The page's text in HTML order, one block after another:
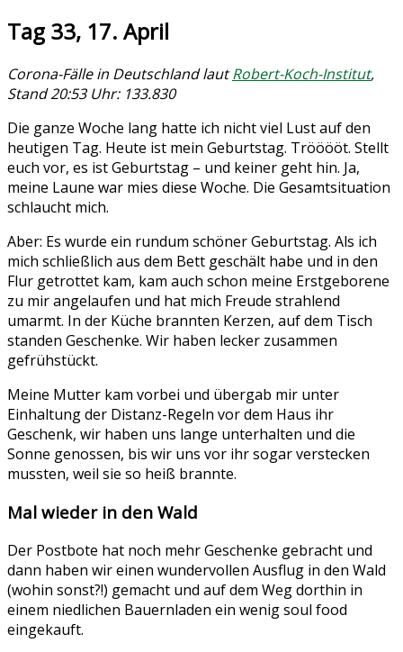
Tag 33, 17. April
Corona-Fälle in Deutschland lautRobert-Koch-Institut,
Stand 20:53 Uhr: 133.830
Die ganze Woche lang hatte ich nicht viel Lust auf den
heutigen Tag. Heute ist mein Geburtstag. Trööööt. Stellt
euch vor, es ist Geburtstag – und keiner geht hin. Ja,
meine Laune war mies diese Woche. Die Gesamtsituation
schlaucht mich.
Aber: Es wurde ein rundum schöner Geburtstag. Als ich
mich schließlich aus dem Bett geschält habe und in den
Flur getrottet kam, kam auch schon meine Erstgeborene
zu mir angelaufen und hat mich Freude strahlend
umarmt. In der Küche brannten Kerzen, auf dem Tisch
standen Geschenke. Wir haben lecker zusammen
gefrühstückt.
Meine Mutter kam vorbei und übergab mir unter
Einhaltung der Distanz-Regeln vor dem Haus ihr
Geschenk, wir haben uns lange unterhalten und die
Sonne genossen, bis wir uns vor ihr sogar verstecken
mussten, weil sie so heiß brannte.
Mal wieder in den Wald
Der Postbote hat noch mehr Geschenke gebracht und
dann haben wir einen wundervollen Ausflug in den Wald
(wohin sonst?!) gemacht und auf dem Weg dorthin in
einem niedlichen Bauernladen ein wenig soul food
eingekauft.